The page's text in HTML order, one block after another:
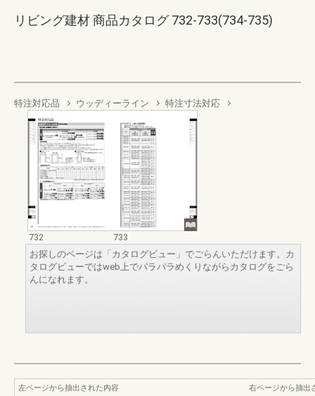
リビング建材 商品カタログ 732-733(734-735)
特注対応品 ウッディーライン 特注寸法対応
732
733
お探しのページは「カタログビュー」でごらんいただけます。カ
タログビューではweb上でパラパラめくりながらカタログをごら
んになれます。
左ページから抽出された内容
右ページから抽出